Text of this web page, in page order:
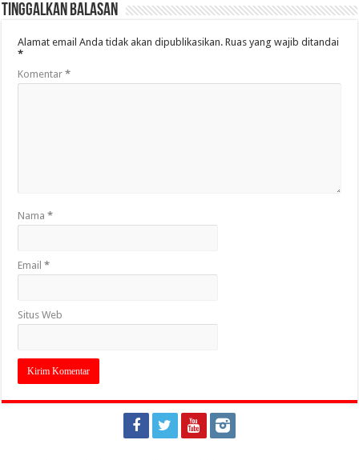
Tinggalkan Balasan
Alamat email Anda tidak akan dipublikasikan. Ruas yang wajib ditandai
*
Komentar*
Nama*
Email*
Situs Web